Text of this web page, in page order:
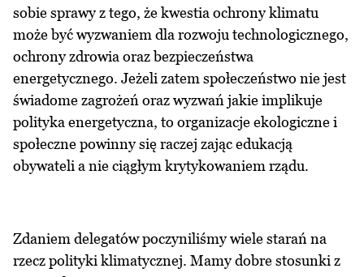
sobie sprawy z tego, że kwestia ochrony klimatu
może być wyzwaniem dla rozwoju technologicznego,
ochrony zdrowia oraz bezpieczeństwa
energetycznego. Jeżeli zatem społeczeństwo nie jest
świadome zagrożeń oraz wyzwań jakie implikuje
polityka energetyczna, to organizacje ekologiczne i
społeczne powinny się raczej zając edukacją
obywateli a nie ciągłym krytykowaniem rządu.
Zdaniem delegatów poczyniliśmy wiele starań na
rzecz polityki klimatycznej. Mamy dobre stosunki z